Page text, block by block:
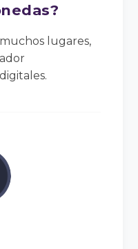
lugares,